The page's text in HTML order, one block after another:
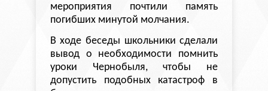
мероприятия почтили память
погибших минутой молчания.
В ходе беседы школьники сделали
вывод о необходимости помнить
уроки Чернобыля, чтобы не
допустить подобных катастроф в